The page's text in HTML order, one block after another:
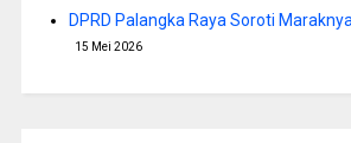
DPRD Palangka Raya Soroti
15 Mei 2026